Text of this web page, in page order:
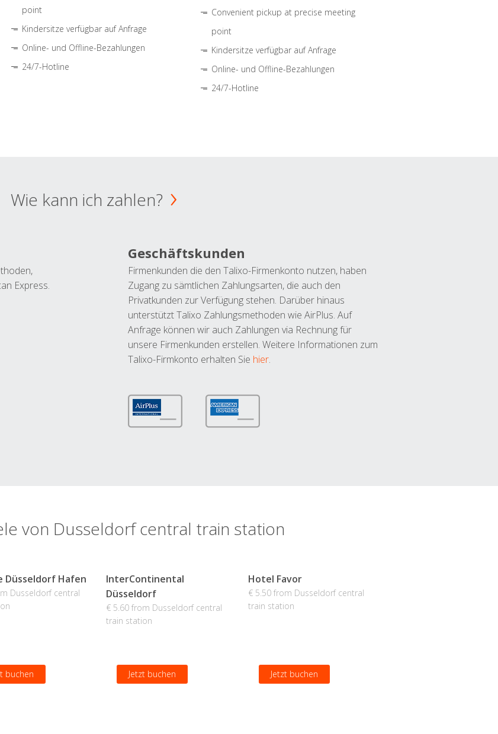
point
Kindersitze verfügbar auf Anfrage
Online- und Offline-Bezahlungen
24/7-Hotline
Convenient pickup at precise meeting
point
Kindersitze verfügbar auf Anfrage
Online- und Offline-Bezahlungen
24/7-Hotline
Wie kann ich zahlen?
Express.
Geschäftskunden
Firmenkunden die den Talixo-Firmenkonto nutzen, haben
Zugang zu sämtlichen Zahlungsarten, die auch den
Privatkunden zur Verfügung stehen. Darüber hinaus
unterstützt Talixo Zahlungsmethoden wie AirPlus. Auf
Anfrage können wir auch Zahlungen via Rechnung für
unsere Firmenkunden erstellen. Weitere Informationen zum
Talixo-Firmkonto erhalten Sie hier.
von Dusseldorf central train station
Düsseldorf Hafen
Dusseldorf central
buchen
InterContinental
Düsseldorf
€ 5.60 from Dusseldorf central
train station
Jetzt buchen
Hotel Favor
€ 5.50 from Dusseldorf central
train station
Jetzt buchen